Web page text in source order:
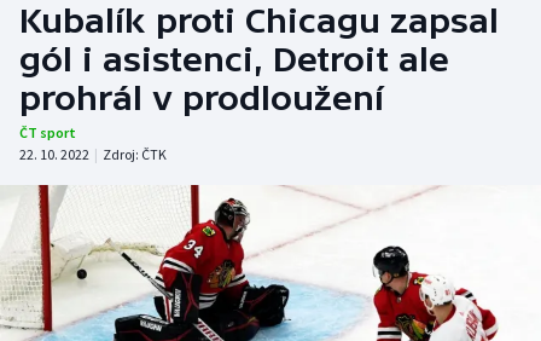
Hokej
Tenis
Atletika
Cyklistika
DALŠÍ SPORTY
Americký fotbal
NEPŘEHLÉDNĚTE
Kubalík proti Chicagu zapsal
gól i asistenci, Detroit ale
prohrál v prodloužení
ČT sport
22. 10. 2022 | Zdroj: ČTK